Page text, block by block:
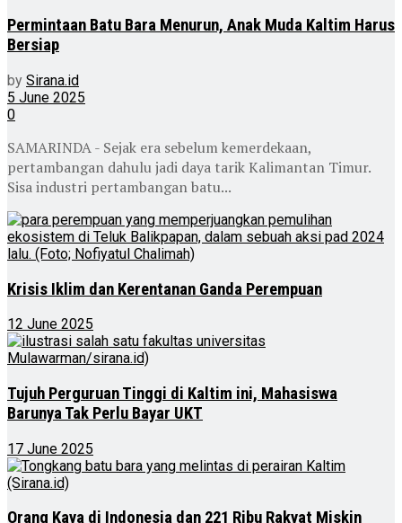
Permintaan Batu Bara Menurun, Anak Muda Kaltim Harus
Bersiap
by Sirana.id
5 June 2025
0
SAMARINDA - Sejak era sebelum kemerdekaan,
pertambangan dahulu jadi daya tarik Kalimantan Timur.
Sisa industri pertambangan batu...
Krisis Iklim dan Kerentanan Ganda Perempuan
12 June 2025
Tujuh Perguruan Tinggi di Kaltim ini, Mahasiswa
Barunya Tak Perlu Bayar UKT
17 June 2025
Orang Kaya di Indonesia dan 221 Ribu Rakyat Miskin